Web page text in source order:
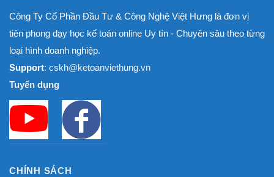
Công Ty Cổ Phần Đầu Tư & Công Nghệ Việt Hưng là đơn vị
tiên phong dạy học kế toán online Uy tín - Chuyên sâu theo từng
loại hình doanh nghiệp.
Support: cskh@ketoanviethung.vn
Tuyển dụng
CHÍNH SÁCH